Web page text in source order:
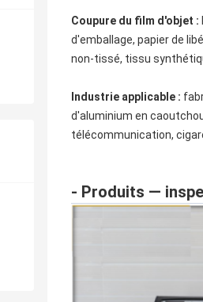
Coupure du film d'objet :
d'emballage, papier de
non-tissé, tissu
Industrie applicable :
d'aluminium en
télécommunication,
- Produits —